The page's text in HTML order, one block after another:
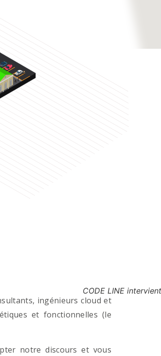
ingénieurs cloud et
et fonctionnelles (le
notre discours et vous
CODE LINE